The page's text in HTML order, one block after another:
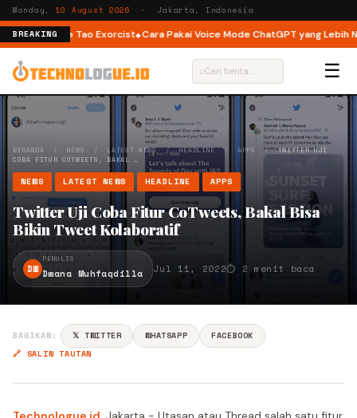
Monday, 10 August 2026 · Jakarta, Indonesia
BREAKING
hingga The Tao Exorcist Cara Pakai Voice Mode ChatGPT yang Lebih
⌕ ☰
BERANDA / NEWS / LATEST NEWS/HEADLINE/APPS /TWITTER UJI
COBA FITUR COTWEETS, BAKAL …
NEWS LATEST NEWS HEADLINE APPS
Twitter Uji Coba Fitur CoTweets, Bakal Bisa
Bikin Tweet Kolaboratif
DW
PENULIS
Dwana Muhfaqdilla Jul 11, 2022⏱ 2 menit baca
BAGIKAN: 𝕏 TWITTER WHATSAPP
FACEBOOK
🔗 SALIN TAUTAN